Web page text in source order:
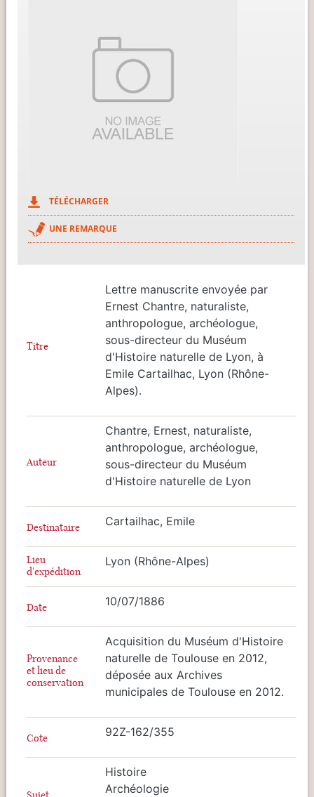
TÉLÉCHARGER
UNE REMARQUE
Titre
Lettre manuscrite envoyée par
Ernest Chantre, naturaliste,
anthropologue, archéologue,
sous-directeur du Muséum
d'Histoire naturelle de Lyon, à
Emile Cartailhac, Lyon (Rhône-
Alpes).
Auteur
Chantre, Ernest, naturaliste,
anthropologue, archéologue,
sous-directeur du Muséum
d'Histoire naturelle de Lyon
Destinataire Cartailhac, Emile
Lieu
d'expédition
Lyon (Rhône-Alpes)
Date 10/07/1886
Provenance
et lieu de
conservation
Acquisition du Muséum d'Histoire
naturelle de Toulouse en 2012,
déposée aux Archives
municipales de Toulouse en 2012.
Cote 92Z-162/355
Histoire
Archéologie